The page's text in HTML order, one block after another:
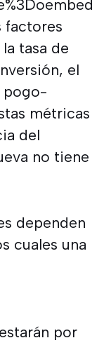
factores
tasa de
el
pogo-
métricas
del
no tiene
dependen
cuales una
por